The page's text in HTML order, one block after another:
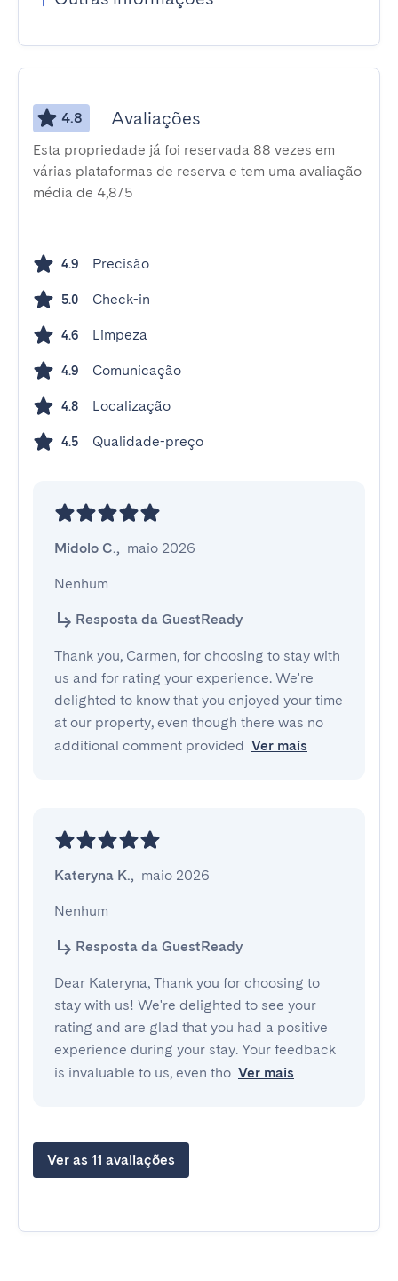
4.8 Avaliações
Esta propriedade já foi reservada 88 vezes em
várias plataformas de reserva e tem uma avaliação
média de 4,8/5
4.9 Precisão
5.0 Check-in
4.6 Limpeza
4.9 Comunicação
4.8 Localização
4.5 Qualidade-preço
Midolo C., maio 2026
Nenhum
Resposta da GuestReady
Thank you, Carmen, for choosing to stay with
us and for rating your experience. We're
delighted to know that you enjoyed your time
at our property, even though there was no
additional comment provided Ver mais
Kateryna K., maio 2026
Nenhum
Resposta da GuestReady
Dear Kateryna, Thank you for choosing to
stay with us! We're delighted to see your
rating and are glad that you had a positive
experience during your stay. Your feedback
is invaluable to us, even tho Ver mais
Ver as 11 avaliações